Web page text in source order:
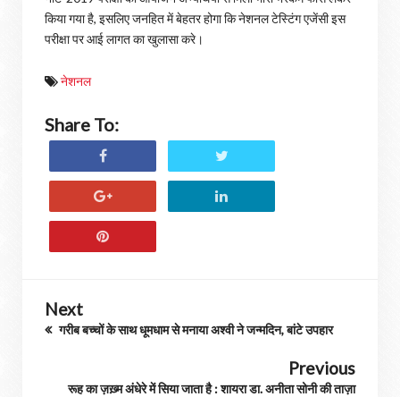
किया गया है, इसलिए जनहित में बेहतर होगा कि नेशनल टेस्टिंग एजेंसी इस
परीक्षा पर आई लागत का खुलासा करे।
नेशनल
Share To:
Next
गरीब बच्चों के साथ धूमधाम से मनाया अश्वी ने जन्मदिन, बांटे उपहार
Previous
रूह का ज़ख़्म अंधेरे में सिया जाता है : शायरा डा. अनीता सोनी की ताज़ा